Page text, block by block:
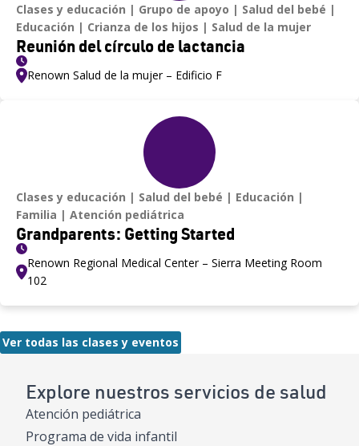
Explore nuestros servicios de salud
Atención pediátrica
Programa de vida infantil
Clases y educación Grupo de apoyo
Salud del bebé
Educación
Crianza de los hijos Salud de la mujer
Reunión del círculo de lactancia
Renown Salud de la mujer – Edificio F
Clases y educación Salud del bebé
Educación
Familia
Atención pediátrica
Grandparents: Getting Started
Renown Regional Medical Center – Sierra Meeting Room
102
Ver todas las clases y eventos